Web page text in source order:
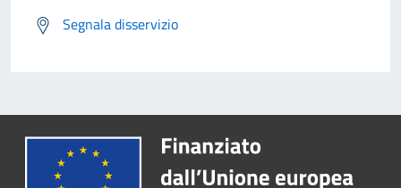
Segnala disservizio